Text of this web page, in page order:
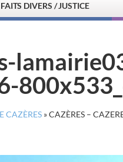
FAITS DIVERS / JUSTICE
CAZÈRES »CAZÈRES –